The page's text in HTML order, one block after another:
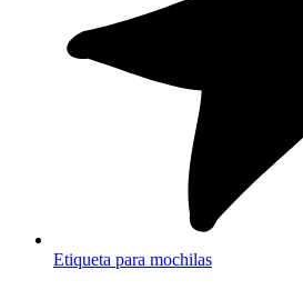
Etiqueta para mochilas